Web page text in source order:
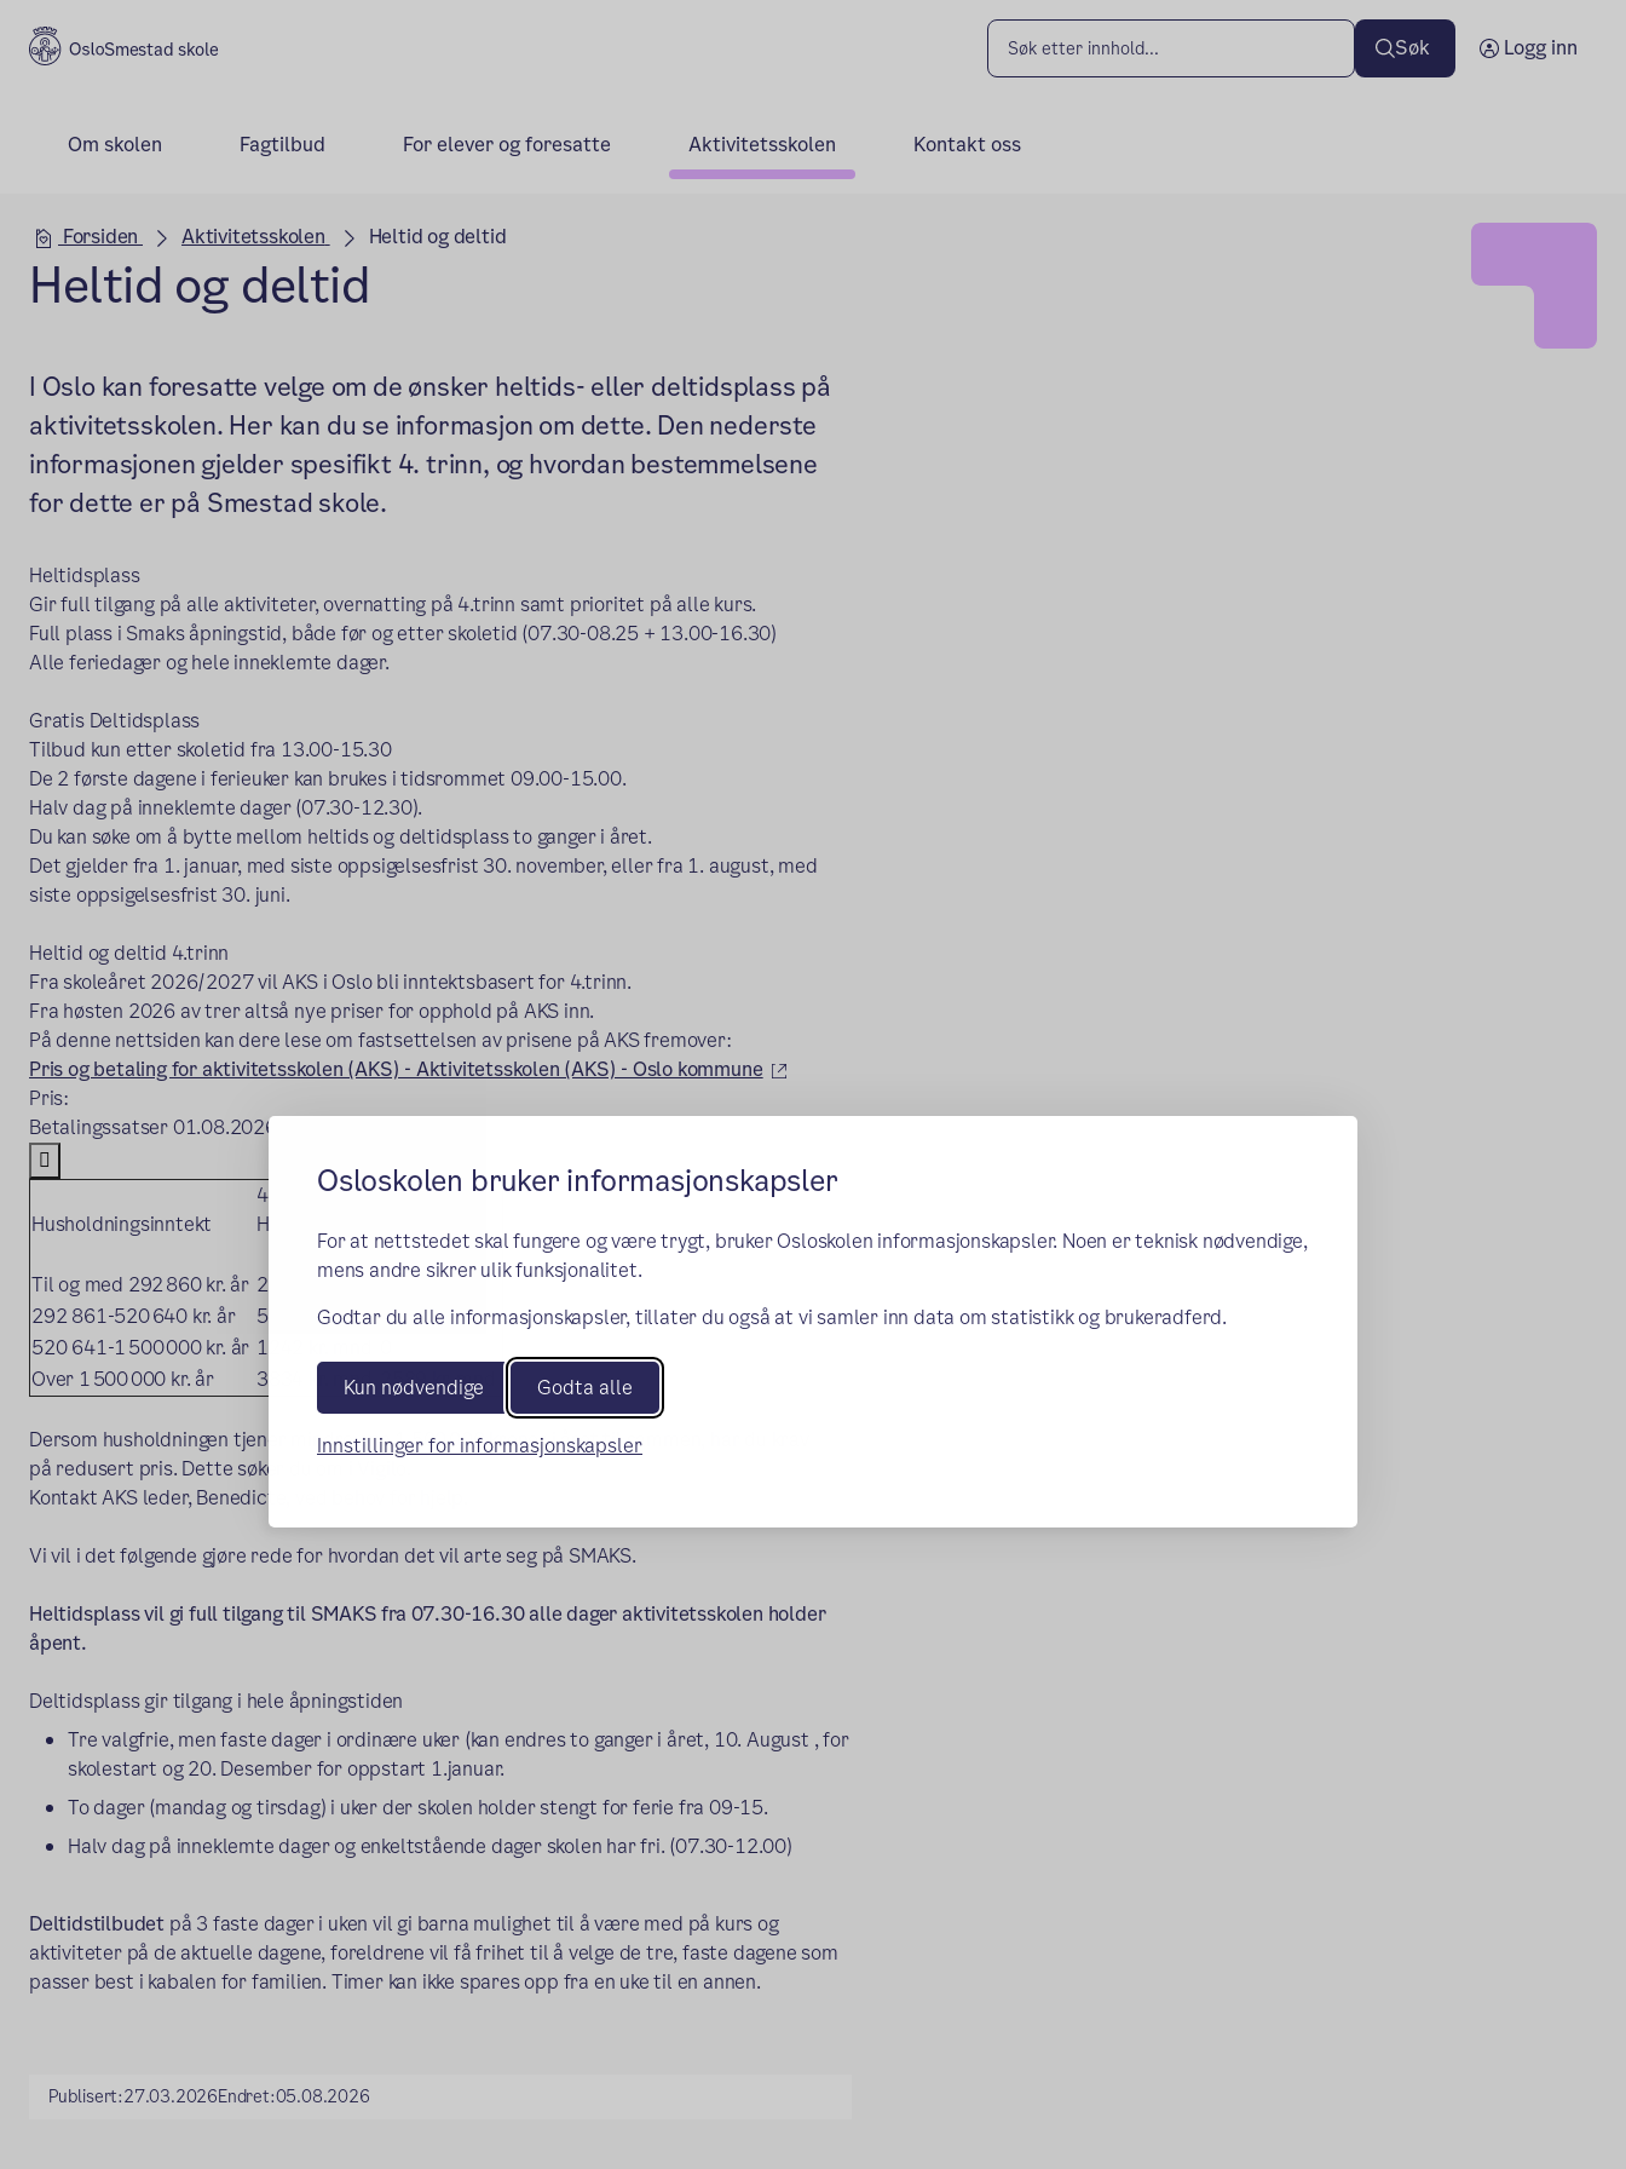
Osloskolen bruker informasjonskapsler
For at nettstedet skal fungere og være trygt, bruker Osloskolen informasjonskapsler. Noen er teknisk nødvendige,
mens andre sikrer ulik funksjonalitet.
Godtar du alle informasjonskapsler, tillater du også at vi samler inn data om statistikk og brukeradferd.
Kun nødvendige Godta alle
Innstillinger for informasjonskapsler
Smestad skole Søk Logg inn
Om skolen Fagtilbud For elever og foresatte Aktivitetsskolen Kontakt oss
Hovedseksjon
Forsiden Aktivitetsskolen Heltid og deltid
Heltid og deltid
I Oslo kan foresatte velge om de ønsker heltids- eller deltidsplass på
aktivitetsskolen. Her kan du se informasjon om dette. Den nederste
informasjonen gjelder spesifikt 4. trinn, og hvordan bestemmelsene
for dette er på Smestad skole.
Heltidsplass
Gir full tilgang på alle aktiviteter, overnatting på 4.trinn samt prioritet på alle kurs.
Full plass i Smaks åpningstid, både før og etter skoletid (07.30-08.25 + 13.00-16.30)
Alle feriedager og hele inneklemte dager.
Gratis Deltidsplass
Tilbud kun etter skoletid fra 13.00-15.30
De 2 første dagene i ferieuker kan brukes i tidsrommet 09.00-15.00.
Halv dag på inneklemte dager (07.30-12.30).
Du kan søke om å bytte mellom heltids og deltidsplass to ganger i året.
Det gjelder fra 1. januar, med siste oppsigelsesfrist 30. november, eller fra 1. august, med
siste oppsigelsesfrist 30. juni.
Heltid og deltid 4.trinn
Fra skoleåret 2026/2027 vil AKS i Oslo bli inntektsbasert for 4.trinn.
Fra høsten 2026 av trer altså nye priser for opphold på AKS inn.
På denne nettsiden kan dere lese om fastsettelsen av prisene på AKS fremover:
Pris og betaling for aktivitetsskolen (AKS) - Aktivitetsskolen (AKS) - Oslo kommune
(ekstern lenke)
Pris:
Betalingssatser 01.08.2026–31.12.2026

Husholdningsinntekt
4. trinn
Heltidsplass
Deltidsplass
Til og med 292 860 kr. år 292 kr. mnd
0
292 861-520 640 kr. år
537 kr. mnd 0
520 641-1 500 000 kr. år 1242 kr. mnd
Over 1 500 000 kr. år
3834 kr. mnd 2589 kr. mnd
Dersom husholdningen tjener mindre enn 1 500 000 kroner i året til sammen, har du krav
på redusert pris. Dette søker du om i Vigilo.
Kontakt AKS leder, Benedicte, ved behov for hjelp.
Vi vil i det følgende gjøre rede for hvordan det vil arte seg på SMAKS.
Heltidsplass vil gi full tilgang til SMAKS fra 07.30-16.30 alle dager aktivitetsskolen holder
åpent.
Deltidsplass gir tilgang i hele åpningstiden
Tre valgfrie, men faste dager i ordinære uker (kan endres to ganger i året, 10. August , for
skolestart og 20. Desember for oppstart 1.januar.
To dager (mandag og tirsdag) i uker der skolen holder stengt for ferie fra 09-15.
Halv dag på inneklemte dager og enkeltstående dager skolen har fri. (07.30-12.00)
Deltidstilbudet på 3 faste dager i uken vil gi barna mulighet til å være med på kurs og
aktiviteter på de aktuelle dagene, foreldrene vil få frihet til å velge de tre, faste dagene som
passer best i kabalen for familien. Timer kan ikke spares opp fra en uke til en annen.
Publisert:27.03.2026Endret:05.08.2026